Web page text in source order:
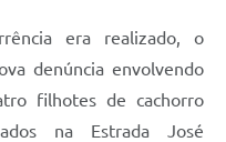
era realizado, o
denúncia envolvendo
filhotes de cachorro
na Estrada José